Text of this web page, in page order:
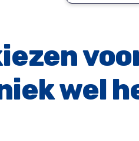
wel